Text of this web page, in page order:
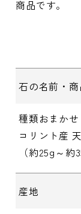
商品です。
石の名前・商
種類おまかせ
コリント産
（約25g～約
産地